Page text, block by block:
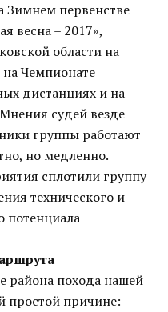
Зимнем первенстве
весна – 2017»,
области на
Чемпионате
дистанциях и на
судей везде
группы работают
но медленно.
сплотили группу
технического и
потенциала
района похода нашей
простой причине: